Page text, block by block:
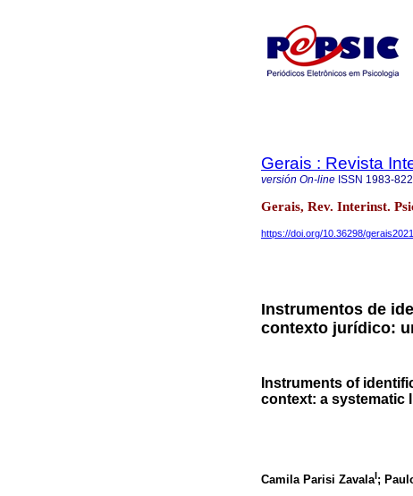
Gerais : Revista
versión On-line ISSN 1983-
Gerais, Rev. Interinst.
https://doi.org/10.36298/
Instrumentos de
contexto jurídico:
Instruments of
context: a systematic
Camila Parisi ZavalaI;